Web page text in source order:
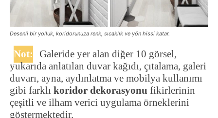
Desenli bir yolluk, koridorunuza renk, sıcaklık ve yön hissi katar.
Not:
Galeride yer alan diğer 10 görsel,
yukarıda anlatılan duvar kağıdı, çıtalama, galeri
duvarı, ayna, aydınlatma ve mobilya kullanımı
gibi farklı koridor dekorasyonu fikirlerinin
çeşitli ve ilham verici uygulama örneklerini
göstermektedir.